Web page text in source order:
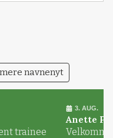
navnenyt
trainee
3. AUG.
Anette